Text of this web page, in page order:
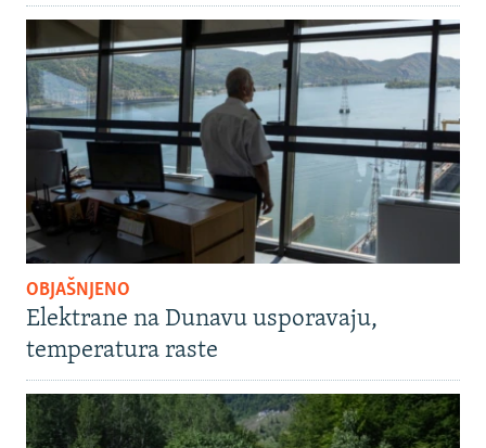
OBJAŠNJENO
Elektrane na Dunavu usporavaju,
temperatura raste